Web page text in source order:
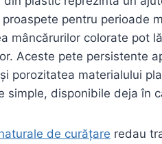
pentru perioade
mâncărurilor colorate pot
Aceste pete persistente
porozitatea materialului
simple, disponibile deja în
de curățare redau